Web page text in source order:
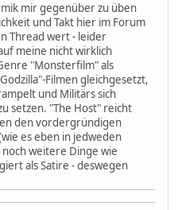
mir gegenüber zu üben
und Takt hier im Forum
Thread wert - leider
meine nicht wirklich
"Monsterfilm" als
Filmen gleichgesetzt,
und Militärs sich
setzen. "The Host" reicht
den vordergründigen
es eben in jedweden
weitere Dinge wie
als Satire - deswegen